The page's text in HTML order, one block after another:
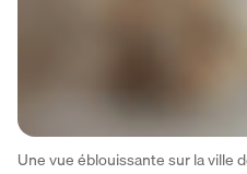
Une vue éblouissante sur la ville